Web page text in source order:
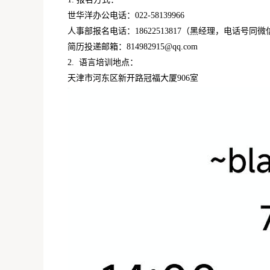
世华洋办公电话：022-58139966
人事部报名电话：18622513817（黑经理，电话号同微
简历投递邮箱：814982915@qq.com
2. 语言培训地点：
天津市河东区新开路冠福大厦906室